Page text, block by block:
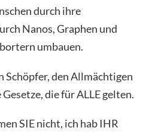
durch ihre
Nanos, Graphen und
umbauen.
Schöpfer, den Allmächtigen
die für ALLE gelten.
SIE nicht, ich hab IHR